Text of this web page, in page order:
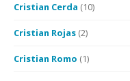
Cristian Cerda (10)
Cristian Rojas (2)
Cristian Romo (1)